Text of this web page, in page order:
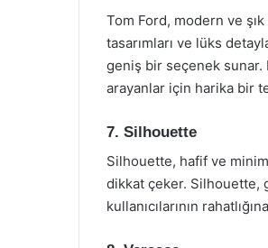
Tom Ford, modern ve
tasarımları ve lüks
geniş bir seçenek sunar.
arayanlar için harika bir
7. Silhouette
Silhouette, hafif ve
dikkat çeker. Silhouette,
kullanıcılarının